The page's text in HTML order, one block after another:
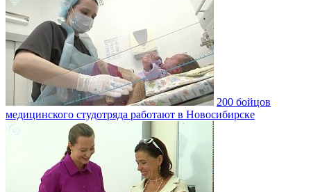
200 бойцов
медицинского студотряда работают в Новосибирске